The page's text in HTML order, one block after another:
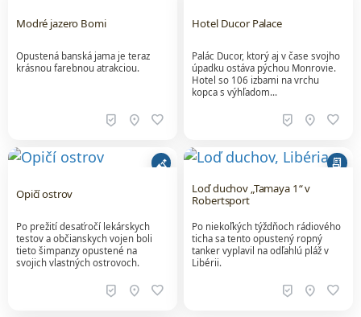
Modré jazero Bomi
Opustená banská jama je teraz
krásnou farebnou atrakciou.
beenhere location_on favorite
Hotel Ducor Palace
Palác Ducor, ktorý aj v čase svojho
úpadku ostáva pýchou Monrovie.
Hotel so 106 izbami na vrchu
kopca s výhľadom…
beenhere location_on favorite
altitude
Opičí ostrov
Po prežití desaťročí lekárskych
testov a občianskych vojen boli
tieto šimpanzy opustené na
svojich vlastných ostrovoch.
beenhere location_on favorite
receipt_long
Loď duchov „Tamaya 1“ v
Robertsport
Po niekoľkých týždňoch rádiového
ticha sa tento opustený ropný
tanker vyplavil na odľahlú pláž v
Libérii.
beenhere location_on favorite